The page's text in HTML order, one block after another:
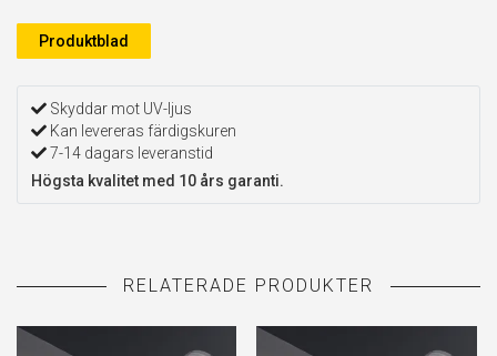
Produktblad
Skyddar mot UV-ljus
Kan levereras färdigskuren
7-14 dagars leveranstid
Högsta kvalitet med 10 års garanti.